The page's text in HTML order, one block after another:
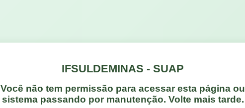
IFSULDEMINAS - SUAP
Você não tem permissão para acessar esta página ou
sistema passando por manutenção. Volte mais tarde.